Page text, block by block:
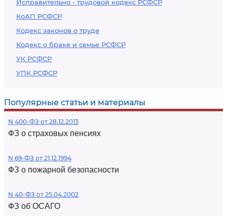
Исправительно - трудовой кодекс РСФСР
КоАП РСФСР
Кодекс законов о труде
Кодекс о браке и семье РСФСР
УК РСФСР
УПК РСФСР
Популярные статьи и материалы
N 400-ФЗ от 28.12.2013
ФЗ о страховых пенсиях
N 69-ФЗ от 21.12.1994
ФЗ о пожарной безопасности
N 40-ФЗ от 25.04.2002
ФЗ об ОСАГО